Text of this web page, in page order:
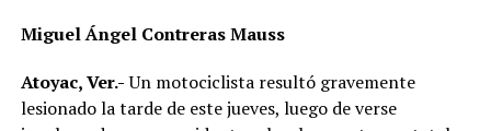
Miguel Ángel Contreras Mauss
Atoyac, Ver.-Un motociclista resultó gravemente
lesionado la tarde de este jueves, luego de verse